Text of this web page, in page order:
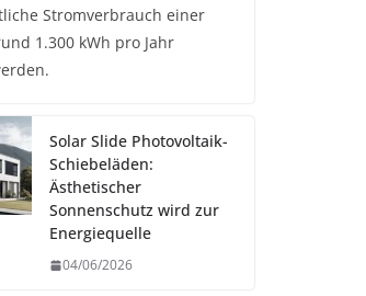
Stromverbrauch einer
1.300 kWh pro Jahr
Solar Slide Photovoltaik-
Schiebeläden:
Ästhetischer
Sonnenschutz wird zur
Energiequelle
04/06/2026